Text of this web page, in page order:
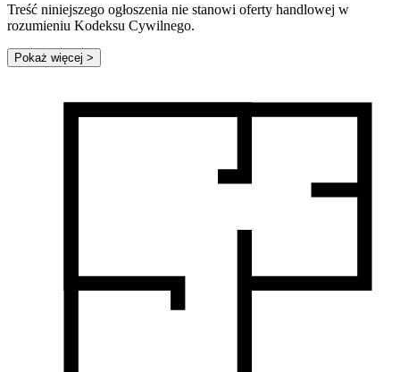
Treść niniejszego ogłoszenia nie stanowi oferty handlowej w
rozumieniu Kodeksu Cywilnego.
Pokaż więcej >